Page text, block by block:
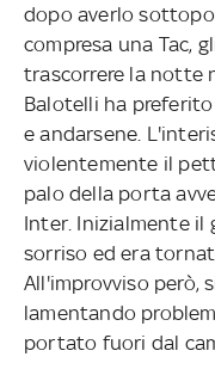
dopo averlo
compresa una Tac,
trascorrere la notte
Balotelli ha
e andarsene.
violentemente il
palo della porta
Inter. Inizialmente il
sorriso ed era
All'improvviso però,
lamentando
portato fuori dal